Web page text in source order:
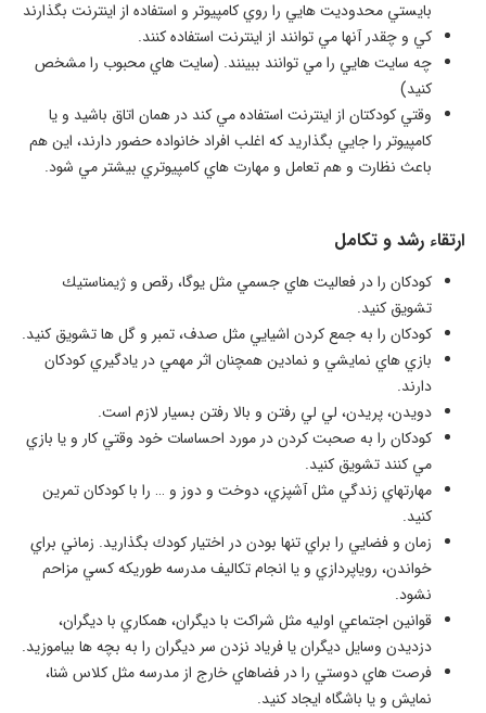
بايستي محدوديت هايي را روي كامپيوتر و استفاده از اينترنت بگذارند
كي و چقدر آنها مي توانند از اينترنت استفاده كنند.
چه سايت هايي را مي توانند ببينند. (سايت هاي محبوب را مشخص
كنيد)
وقتي كودكتان از اينترنت استفاده مي كند در همان اتاق باشيد و يا
كامپيوتر را جايي بگذاريد كه اغلب افراد خانواده حضور دارند، اين هم
باعث نظارت و هم تعامل و مهارت هاي كامپيوتري بيشتر مي شود.
ارتقاء رشد و تكامل
كودكان را در فعاليت هاي جسمي مثل يوگا، رقص و ژيمناستيك
تشويق كنيد.
كودكان را به جمع كردن اشيايي مثل صدف، تمبر و گل ها تشويق كنيد.
بازي هاي نمايشي و نمادين همچنان اثر مهمي در يادگيري كودكان
دارند.
دويدن، پريدن، لي لي رفتن و بالا رفتن بسيار لازم است.
كودكان را به صحبت كردن در مورد احساسات خود وقتي كار و يا بازي
مي كنند تشويق كنيد.
مهارتهاي زندگي مثل آشپزي، دوخت و دوز و … را با كودكان تمرين
كنيد.
زمان و فضايي را براي تنها بودن در اختيار كودك بگذاريد. زماني براي
خواندن، روياپردازي و يا انجام تكاليف مدرسه طوريكه كسي مزاحم
نشود.
قوانين اجتماعي اوليه مثل شراكت با ديگران، همكاري با ديگران،
دزديدن وسايل ديگران يا فرياد نزدن سر ديگران را به بچه ها بياموزيد.
فرصت هاي دوستي را در فضاهاي خارج از مدرسه مثل كلاس شنا،
نمايش و يا باشگاه ايجاد كنيد.